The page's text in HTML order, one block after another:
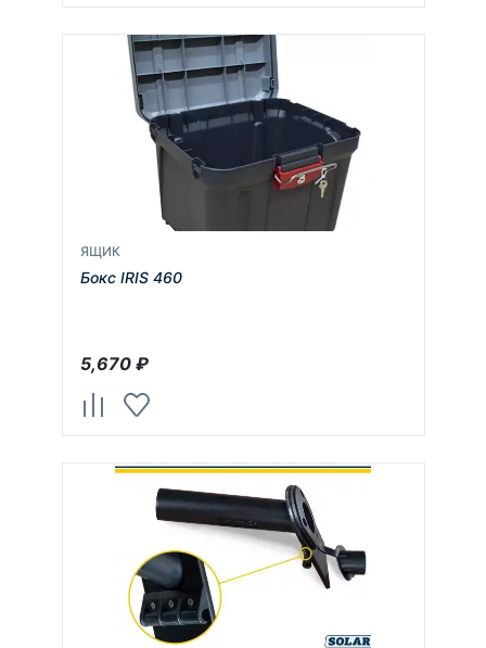
ЯЩИК
Бокс IRIS 460
5,670₽